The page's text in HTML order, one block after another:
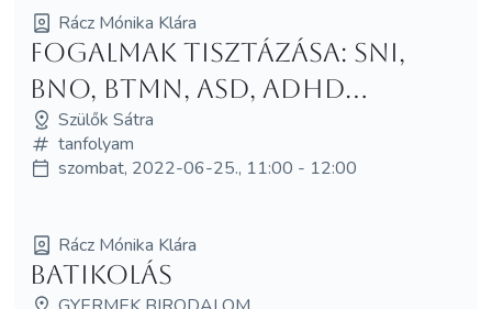
Rácz Mónika Klára
Fogalmak tisztázása: SNI,
BNO, BTMN, ASD, ADHD...
Szülők Sátra
tanfolyam
szombat, 2022-06-25., 11:00 - 12:00
Rácz Mónika Klára
Batikolás